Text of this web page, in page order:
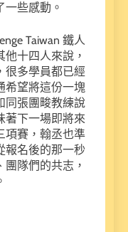
些感動。
Taiwan 鐵人
十四人來說，
很多學員都已經
希望將這份一塊
同張團畯教練說
著下一場即將來
項賽，翰丞也準
報名後的那一秒
隊們的共志，